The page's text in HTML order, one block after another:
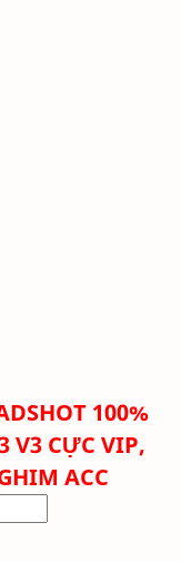
100%
V3 CỰC VIP,
ACC